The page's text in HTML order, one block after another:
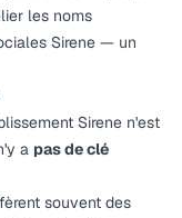
les noms
Sirene — un
Sirene n'est
a pas de clé
souvent des